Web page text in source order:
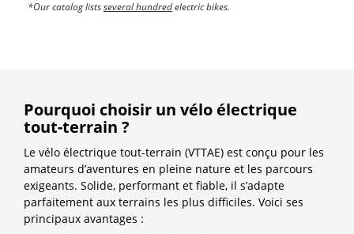
*Our catalog listsseveral hundredelectric bikes.
Pourquoi choisir un vélo électrique
tout-terrain ?
Le vélo électrique tout-terrain (VTTAE) est conçu pour les
amateurs d’aventures en pleine nature et les parcours
exigeants. Solide, performant et fiable, il s’adapte
parfaitement aux terrains les plus difficiles. Voici ses
principaux avantages :